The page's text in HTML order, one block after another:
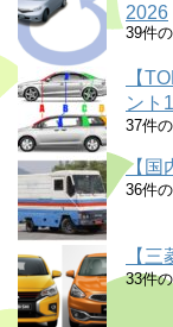
2026
39件
【
ント
37件
【国
36件
【
33件